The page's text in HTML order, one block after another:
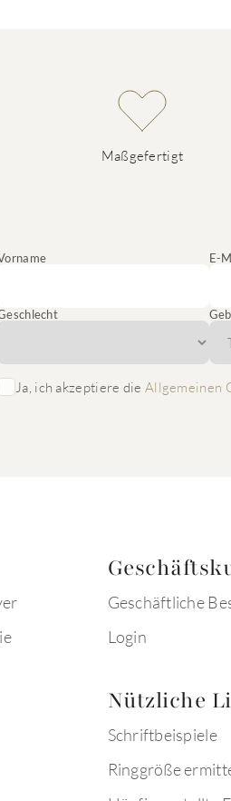
Maßgefertigt
E-
Ja, ich akzeptiere die Allgemeinen
Geschäftliche
Login
Nützliche
Schriftbeispiele
Ringgröße